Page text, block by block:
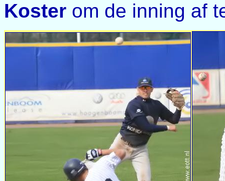
Koster om de inning af